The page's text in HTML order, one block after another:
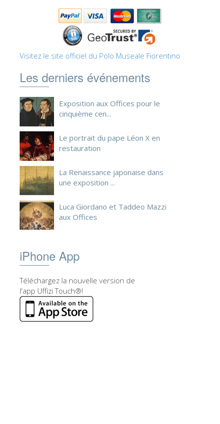
Visitez le site officiel du Polo Museale Fiorentino
Les derniers événements
Exposition aux Offices pour le
cinquième cen...
Le portrait du pape Léon X en
restauration
La Renaissance japonaise dans
une exposition ...
Luca Giordano et Taddeo Mazzi
aux Offices
iPhone App
Téléchargez la nouvelle version de
l'app Uffizi Touch®!